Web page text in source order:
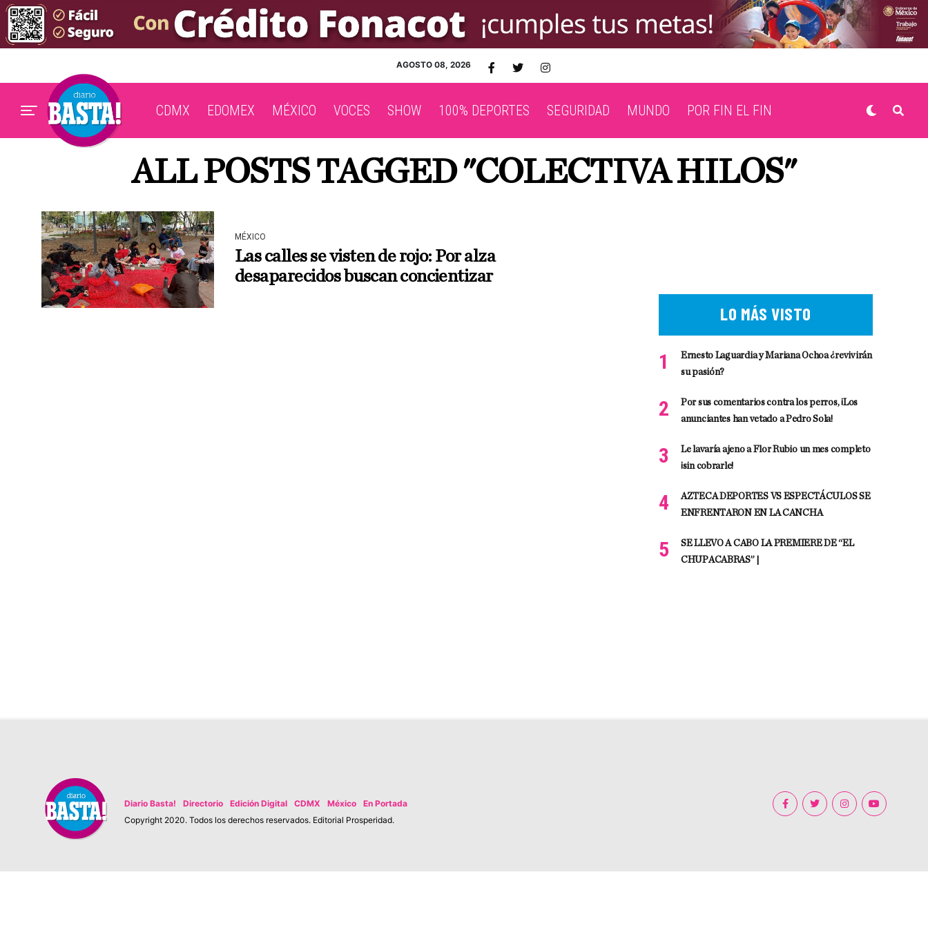
AGOSTO 08, 2026
CDMX EDOMEX MÉXICO VOCES SHOW 100% DEPORTES SEGURIDAD MUNDO POR FIN EL FIN
ALL POSTS TAGGED "COLECTIVA HILOS"
MÉXICO
Las calles se visten de rojo: Por alza
desaparecidos buscan concientizar
LO MÁS VISTO
Ernesto Laguardia y Mariana Ochoa ¿revivirán
su pasión?
Por sus comentarios contra los perros, ¡Los
anunciantes han vetado a Pedro Sola!
Le lavaría ajeno a Flor Rubio un mes completo
¡sin cobrarle!
AZTECA DEPORTES VS ESPECTÁCULOS SE
ENFRENTARON EN LA CANCHA
SE LLEVO A CABO LA PREMIERE DE “EL
CHUPACABRAS” |
Diario Basta! Directorio Edición Digital CDMX México
En Portada
Copyright 2020. Todos los derechos reservados. Editorial Prosperidad.